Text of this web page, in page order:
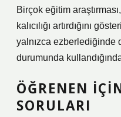
Birçok eğitim
kalıcılığı artırdığını
yalnızca ezberlediğinde
durumunda
ÖĞRENEN
SORULARI